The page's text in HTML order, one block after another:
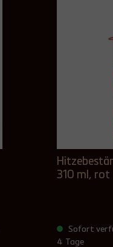
310 ml, rot
Sofort
4 Tage